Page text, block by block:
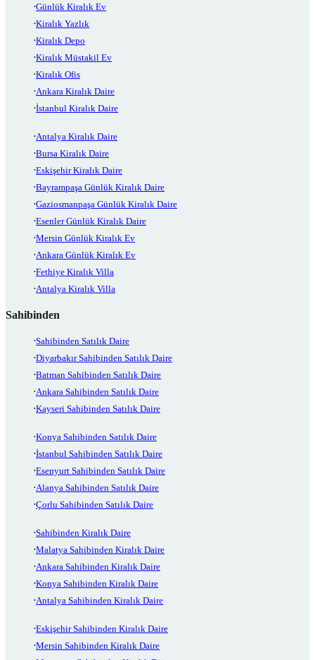
Günlük Kiralık Ev
Kiralık Yazlık
Kiralık Depo
Kiralık Müstakil Ev
Kiralık Ofis
Ankara Kiralık Daire
İstanbul Kiralık Daire
Antalya Kiralık Daire
Bursa Kiralık Daire
Eskişehir Kiralık Daire
Bayrampaşa Günlük Kiralık Daire
Gaziosmanpaşa Günlük Kiralık Daire
Esenler Günlük Kiralık Daire
Mersin Günlük Kiralık Ev
Ankara Günlük Kiralık Ev
Fethiye Kiralık Villa
Antalya Kiralık Villa
Sahibinden
Sahibinden Satılık Daire
Diyarbakır Sahibinden Satılık Daire
Batman Sahibinden Satılık Daire
Ankara Sahibinden Satılık Daire
Kayseri Sahibinden Satılık Daire
Konya Sahibinden Satılık Daire
İstanbul Sahibinden Satılık Daire
Esenyurt Sahibinden Satılık Daire
Alanya Sahibinden Satılık Daire
Çorlu Sahibinden Satılık Daire
Sahibinden Kiralık Daire
Malatya Sahibinden Kiralık Daire
Ankara Sahibinden Kiralık Daire
Konya Sahibinden Kiralık Daire
Antalya Sahibinden Kiralık Daire
Eskişehir Sahibinden Kiralık Daire
Mersin Sahibinden Kiralık Daire